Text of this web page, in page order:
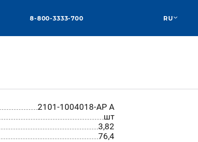
8-800-3333-700 RU
2101-1004018-АР A
шт
3,82
76,4